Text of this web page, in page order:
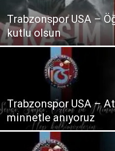
Trabzonspor USA –
kutlu olsun
Trabzonspor USA –
minnetle anıyoruz